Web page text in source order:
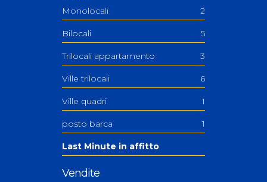
Monolocali 2
Bilocali 5
Trilocali appartamento 3
Ville trilocali 6
Ville quadri 1
posto barca 1
Last Minute in affitto
Vendite